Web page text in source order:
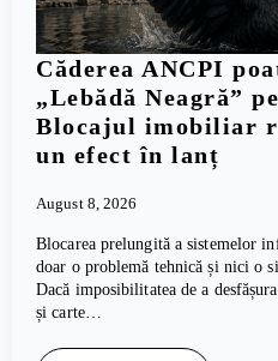
Căderea ANCPI
„Lebădă Neagră”
Blocajul imobiliar
un efect în lanț
August 8, 2026
Blocarea prelungită a sistemelor
doar o problemă tehnică și nici o
Dacă imposibilitatea de a
și carte…